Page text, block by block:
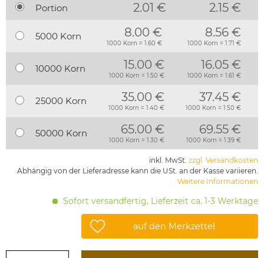
Portion 2.01 € 2.15 €
5000 Korn 8.00 €
1000 Korn = 1.60 €
8.56 €
1000 Korn = 1.71 €
10000 Korn 15.00 €
1000 Korn = 1.50 €
16.05 €
1000 Korn = 1.61 €
25000 Korn 35.00 €
1000 Korn = 1.40 €
37.45 €
1000 Korn = 1.50 €
50000 Korn 65.00 €
1000 Korn = 1.30 €
69.55 €
1000 Korn = 1.39 €
inkl. MwSt. zzgl. Versandkosten
Abhängig von der Lieferadresse kann die USt. an der Kasse variieren.
Weitere Informationen
Sofort versandfertig, Lieferzeit ca. 1-3 Werktage
auf den Merkzettel